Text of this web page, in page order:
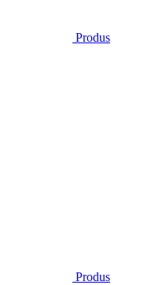
Produs
Produs